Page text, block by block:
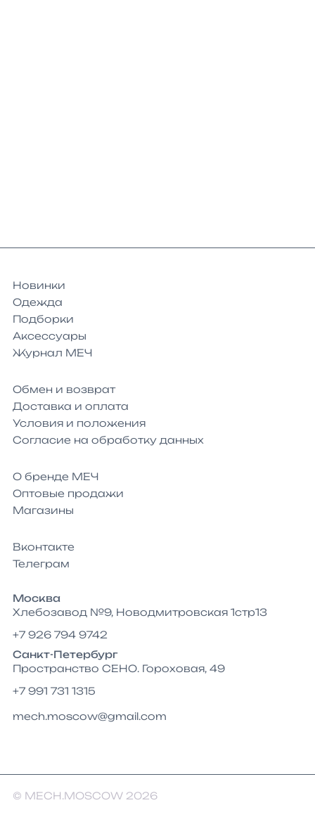
Новинки
Одежда
Подборки
Аксессуары
Журнал МЕЧ
Обмен и возврат
Доставка и оплата
Условия и положения
Согласие на обработку данных
О бренде МЕЧ
Оптовые продажи
Магазины
Вконтакте
Телеграм
Москва
Хлебозавод №9, Новодмитровская 1стр13
+7 926 794 9742
Санкт-Петербург
Пространство СЕНО. Гороховая, 49
+7 991 731 1315
mech.moscow@gmail.com
© MECH.MOSCOW 2026